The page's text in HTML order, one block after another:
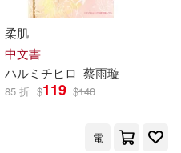
EMI(1)
陳思朵
柔肌
中文書
ハルミチヒロ 蔡雨璇
85 折 $119 $140
電